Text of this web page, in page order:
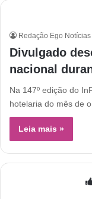
Redação Ego Notícias
Divulgado
nacional
Na 147º edição do
hotelaria do mês de
Leia mais »